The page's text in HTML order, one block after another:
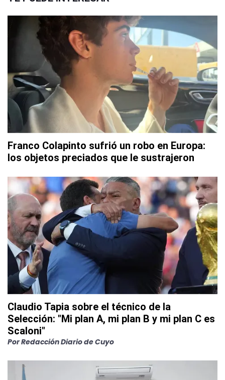
Franco Colapinto sufrió un robo en Europa:
los objetos preciados que le sustrajeron
Claudio Tapia sobre el técnico de la
Selección: "Mi plan A, mi plan B y mi plan C es
Scaloni"
PorRedacción Diario de Cuyo